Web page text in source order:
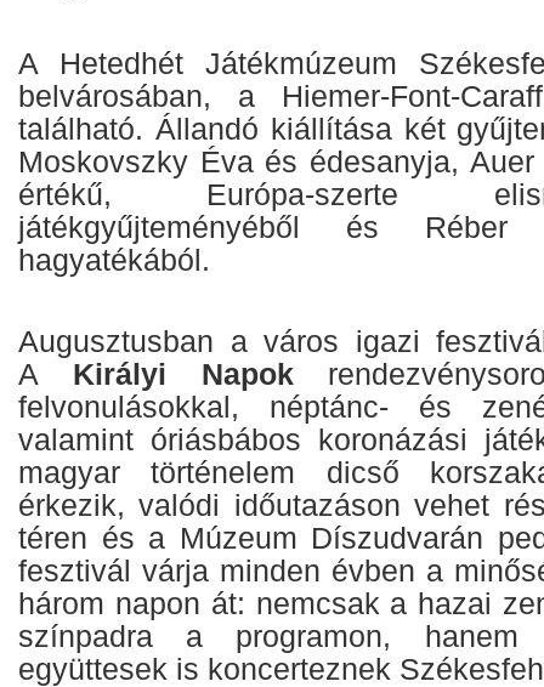
A Hetedhét Játékmúzeum
belvárosában, a Hiemer-Font-
található. Állandó kiállítása két
Moskovszky Éva és édesanyja,
értékű, Európa-szerte
játékgyűjteményéből és
hagyatékából.
Augusztusban a város igazi
A Királyi Napok
felvonulásokkal, néptánc- és
valamint óriásbábos koronázási
magyar történelem dicső
érkezik, valódi időutazáson vehet
téren és a Múzeum Díszudvarán
fesztivál várja minden évben a
három napon át: nemcsak a hazai
színpadra a programon, hanem
együttesek is koncerteznek